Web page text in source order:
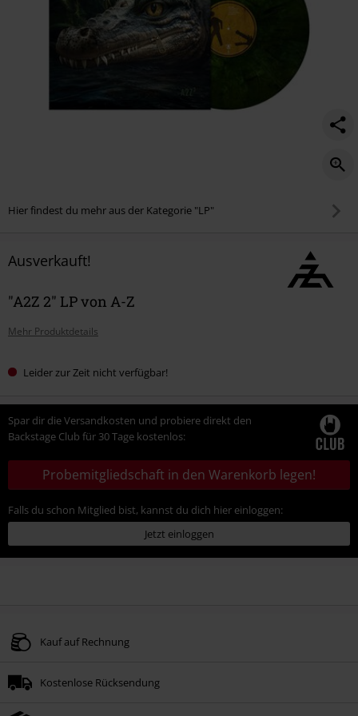
Hier findest du mehr aus der Kategorie "LP"
Ausverkauft!
"A2Z 2" LP von A-Z
Mehr Produktdetails
Leider zur Zeit nicht verfügbar!
Spar dir die Versandkosten und probiere direkt den
Backstage Club für 30 Tage kostenlos:
Probemitgliedschaft in den Warenkorb legen!
Falls du schon Mitglied bist, kannst du dich hier einloggen:
Jetzt einloggen
Kauf auf Rechnung
Kostenlose Rücksendung